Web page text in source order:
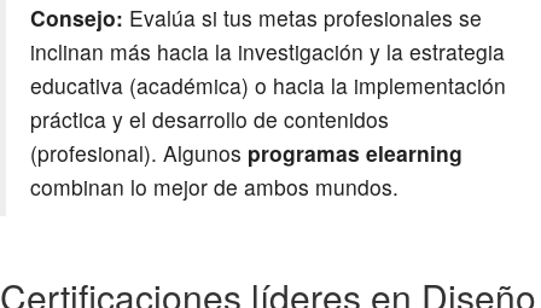
Consejo: Evalúa si tus metas profesionales se
inclinan más hacia la investigación y la estrategia
educativa (académica) o hacia la implementación
práctica y el desarrollo de contenidos
(profesional). Algunos programas elearning
combinan lo mejor de ambos mundos.
Certificaciones líderes en Diseño